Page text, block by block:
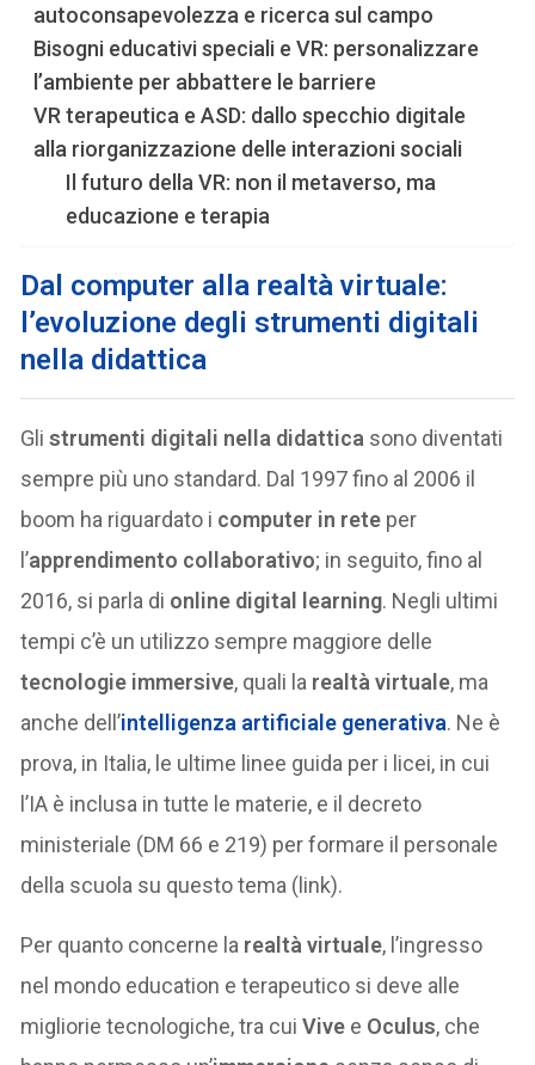
autoconsapevolezza e ricerca sul campo
Bisogni educativi speciali e VR: personalizzare
l’ambiente per abbattere le barriere
VR terapeutica e ASD: dallo specchio digitale
alla riorganizzazione delle interazioni sociali
Il futuro della VR: non il metaverso, ma
educazione e terapia
Dal computer alla realtà virtuale:
l’evoluzione degli strumenti digitali
nella didattica
Glistrumenti digitali nella didattica sono diventati
sempre più uno standard. Dal 1997 fino al 2006 il
boom ha riguardato i computer in rete per
l’apprendimento collaborativo; in seguito, fino al
2016, si parla di online digital learning. Negli ultimi
tempi c’è un utilizzo sempre maggiore delle
tecnologie immersive, quali la realtà virtuale, ma
anche dell’intelligenza artificiale generativa. Ne è
prova, in Italia, le ultime linee guida per i licei, in cui
l’IA è inclusa in tutte le materie, e il decreto
ministeriale (DM 66 e 219) per formare il personale
della scuola su questo tema (link).
Per quanto concerne la realtà virtuale, l’ingresso
nel mondo education e terapeutico si deve alle
migliorie tecnologiche, tra cuiVive e Oculus, che